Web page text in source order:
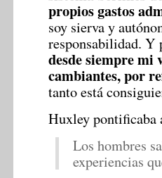
propios gastos
soy sierva y
responsabilidad. Y
desde siempre mi
cambiantes, por
tanto está
Huxley pontificaba
Los hombres
experiencias